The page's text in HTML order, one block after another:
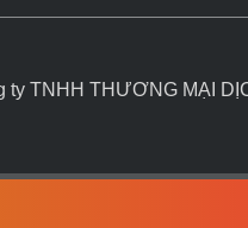
ty TNHH THƯƠNG MẠI